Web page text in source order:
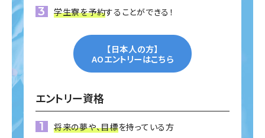
学生寮を予約することができる！
【日本人の方】
AOエントリーはこちら
エントリー資格
将来の夢や、目標を持っている方